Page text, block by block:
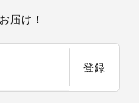
届け！
登録